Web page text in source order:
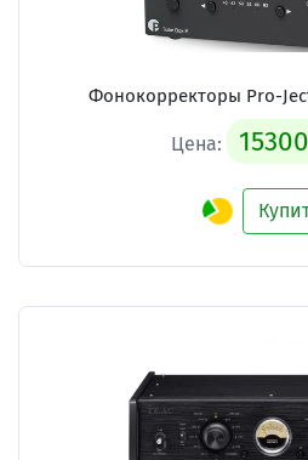
Фонокорректоры Pro-
Цена: